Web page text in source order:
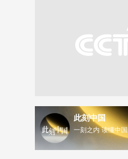
此刻中国
一刻之内 读懂中国